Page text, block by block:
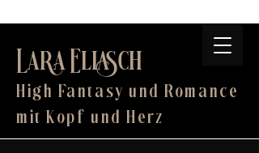
Lara Eliasch
High Fantasy und Romance
mit Kopf und Herz